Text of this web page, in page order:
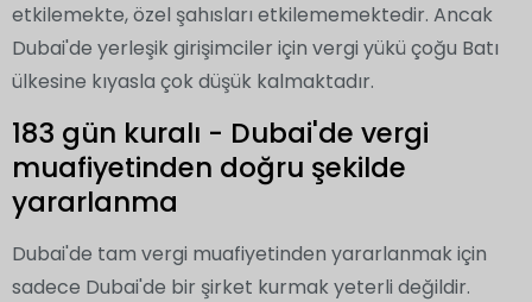
etkilemekte, özel şahısları etkilememektedir. Ancak
Dubai'de yerleşik girişimciler için vergi yükü çoğu Batı
ülkesine kıyasla çok düşük kalmaktadır.
183 gün kuralı - Dubai'de vergi
muafiyetinden doğru şekilde
yararlanma
Dubai'de tam vergi muafiyetinden yararlanmak için
sadece Dubai'de bir şirket kurmak yeterli değildir.